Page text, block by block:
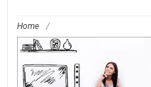
Home /